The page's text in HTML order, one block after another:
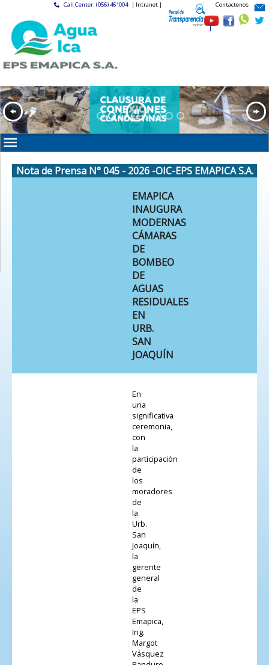
Call Center: (056) 461004 | Intranet |
|
Contactenos
Nota de Prensa N° 045 - 2026 -OIC-EPS EMAPICA S.A.
EMAPICA
INAUGURA
MODERNAS
CÁMARAS
DE
BOMBEO
DE
AGUAS
RESIDUALES
EN
URB.
SAN
JOAQUÍN
En
una
significativa
ceremonia,
con
la
participación
de
los
moradores
de
la
Urb.
San
Joaquín,
la
gerente
general
de
la
EPS
Emapica,
Ing.
Margot
Vásquez